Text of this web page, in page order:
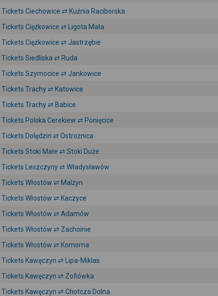
Tickets Ciechowice ⇄ Kuźnia Raciborska
Tickets Ciężkowice ⇄ Ligota Mała
Tickets Ciężkowice ⇄ Jastrzębie
Tickets Siedliska ⇄ Ruda
Tickets Szymocice ⇄ Jankowice
Tickets Trachy ⇄ Katowice
Tickets Trachy ⇄ Babice
Tickets Polska Cerekiew ⇄ Ponięcice
Tickets Dolędzin ⇄ Ostrożnica
Tickets Stoki Małe ⇄ Stoki Duże
Tickets Leszczyny ⇄ Władysławów
Tickets Włostów ⇄ Malżyn
Tickets Włostów ⇄ Kaczyce
Tickets Włostów ⇄ Adamów
Tickets Włostów ⇄ Zachoinie
Tickets Włostów ⇄ Komorna
Tickets Kawęczyn ⇄ Lipa-Miklas
Tickets Kawęczyn ⇄ Zofiówka
Tickets Kawęczyn ⇄ Chotcza Dolna